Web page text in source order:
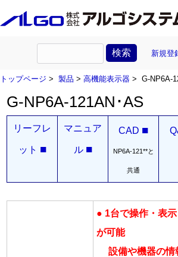
新規登
トップページ > 製品 > 高機能表示器 > G-NP6A-
G-NP6A-121AN･AS
リーフレ
ット ■
マニュア
ル ■
CAD ■
NP6A-121**と
共通
● 1台で操作・表
が可能
設備や機器の情